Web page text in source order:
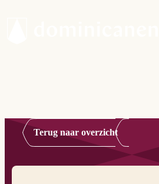
Terug naar overzicht